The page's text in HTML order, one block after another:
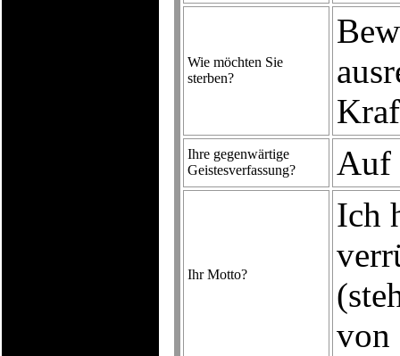
Wie möchten Sie
sterben?
Ihre gegenwärtige
Geistesverfassung?
Auf
Ihr Motto?
Ich
von